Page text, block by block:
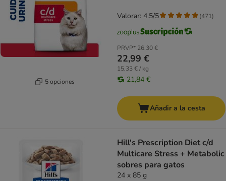
5 opciones
PRVP* 26,30 €
22,99 €
15,33 € / kg
21,84 €
Valorar: 4.5/5 (471)
Añadir a la cesta
Hill's Prescription Diet c/d
Multicare Stress + Metabolic
sobres para gatos
24 x 85 g